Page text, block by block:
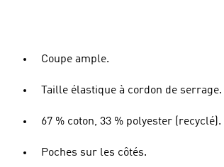
Coupe ample.
Taille élastique à cordon de serrage.
67 % coton, 33 % polyester (recyclé).
Poches sur les côtés.